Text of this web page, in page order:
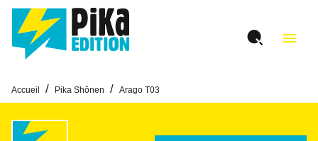
MENU RECHERCHE
PIED DE PAGE
menu
Accueil / Pika Shônen / Arago T03